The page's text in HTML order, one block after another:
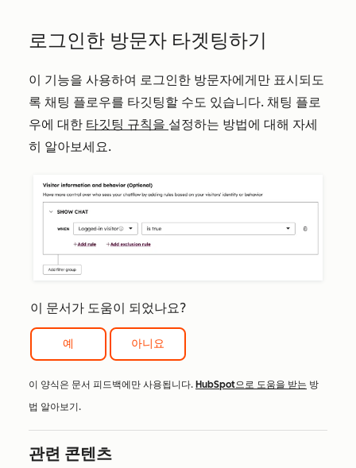
로그인한 방문자 타겟팅하기
이 기능을 사용하여 로그인한 방문자에게만 표시되도
록 채팅 플로우를 타깃팅할 수도 있습니다. 채팅 플로
우에 대한 타깃팅 규칙을 설정하는 방법에 대해 자세
히 알아보세요.
이 문서가 도움이 되었나요?
예 아니요
이 양식은 문서 피드백에만 사용됩니다. HubSpot으로 도움을 받는 방
법 알아보기.
관련 콘텐츠